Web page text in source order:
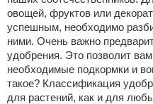
овощей, фруктов или
успешным, необходимо
ними. Очень важно
удобрения. Это позволит
необходимые подкормки и
такое? Классификация
для растений, как и для